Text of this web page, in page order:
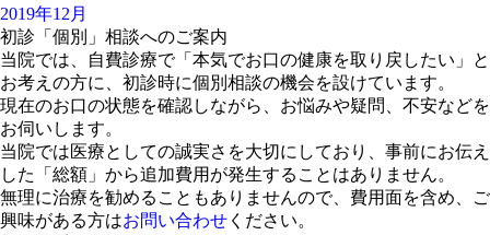
2019年12月
初診「個別」相談へのご案内
当院では、自費診療で「本気でお口の健康を取り戻したい」と
お考えの方に、初診時に個別相談の機会を設けています。
現在のお口の状態を確認しながら、お悩みや疑問、不安などを
お伺いします。
当院では医療としての誠実さを大切にしており、事前にお伝え
した「総額」から追加費用が発生することはありません。
無理に治療を勧めることもありませんので、費用面を含め、ご
興味がある方はお問い合わせ ください。